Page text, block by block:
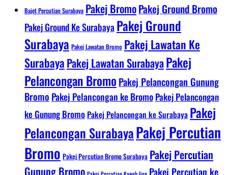
Bajet Percutian Surabaya Pakej BromoPakej Ground Bromo
Pakej Ground Ke Surabaya Pakej Ground
Surabaya Pakej Lawatan Bromo Pakej Lawatan Ke
SurabayaPakej Lawatan SurabayaPakej
Pelancongan Bromo Pakej Pelancongan Gunung
Bromo Pakej Pelancongan ke BromoPakej Pelancongan
ke Gunung Bromo Pakej Pelancongan ke Surabaya Pakej
Pelancongan SurabayaPakej Percutian
Bromo Pakej Percutian Bromo Surabaya Pakej Percutian
Gunung Bromo
Pakej Percutian ke